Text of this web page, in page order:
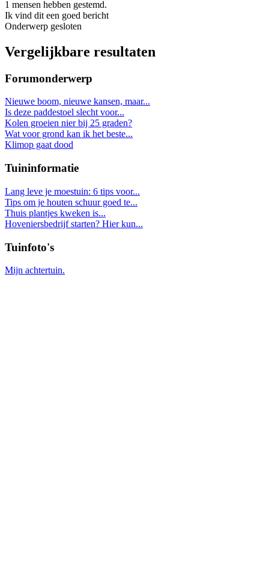
1 mensen hebben gestemd.
Ik vind dit een goed bericht
Onderwerp gesloten
Vergelijkbare resultaten
Forumonderwerp
Nieuwe boom, nieuwe kansen, maar...
Is deze paddestoel slecht voor...
Kolen groeien nier bij 25 graden?
Wat voor grond kan ik het beste...
Klimop gaat dood
Tuininformatie
Lang leve je moestuin: 6 tips voor...
Tips om je houten schuur goed te...
Thuis plantjes kweken is...
Hoveniersbedrijf starten? Hier kun...
Tuinfoto's
Mijn achtertuin.